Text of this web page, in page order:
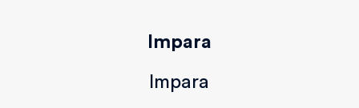
Impara
Impara